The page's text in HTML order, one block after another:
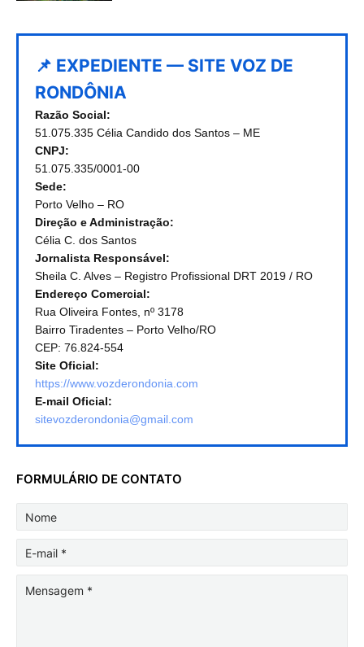
📌 EXPEDIENTE — SITE VOZ DE
RONDÔNIA
Razão Social:
51.075.335 Célia Candido dos Santos – ME
CNPJ:
51.075.335/0001-00
Sede:
Porto Velho – RO
Direção e Administração:
Célia C. dos Santos
Jornalista Responsável:
Sheila C. Alves – Registro Profissional DRT 2019 / RO
Endereço Comercial:
Rua Oliveira Fontes, nº 3178
Bairro Tiradentes – Porto Velho/RO
CEP: 76.824-554
Site Oficial:
https://www.vozderondonia.com
E-mail Oficial:
sitevozderondonia@gmail.com
FORMULÁRIO DE CONTATO